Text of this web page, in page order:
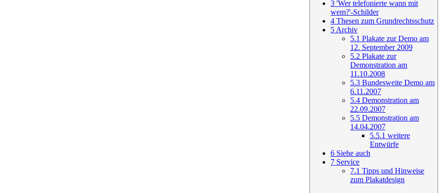
3 'Wer telefonierte wann mit
wem?'-Schilder
4 Thesen zum Grundrechtsschutz
5 Archiv
5.1 Plakate zur Demo am
12. September 2009
5.2 Plakate zur
Demonstration am
11.10.2008
5.3 Bundesweite Demo am
6.11.2007
5.4 Demonstration am
22.09.2007
5.5 Demonstration am
14.04.2007
5.5.1 weitere
Entwürfe
6 Siehe auch
7 Service
7.1 Tipps und Hinweise
zum Plakatdesign